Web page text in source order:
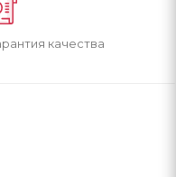
качества